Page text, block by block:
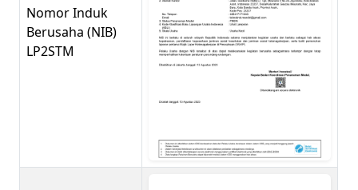
Nomor Induk
Berusaha (NIB)
LP2STM